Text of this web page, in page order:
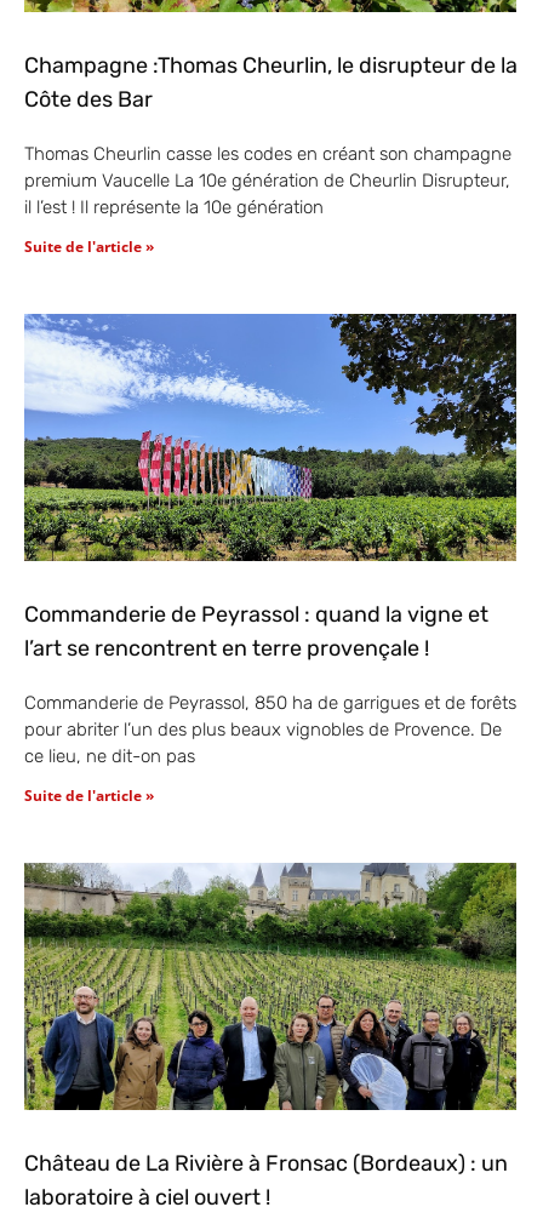
Champagne :Thomas Cheurlin, le disrupteur de la
Côte des Bar
Thomas Cheurlin casse les codes en créant son champagne
premium Vaucelle La 10e génération de Cheurlin Disrupteur,
il l’est ! Il représente la 10e génération
Suite de l'article »
Commanderie de Peyrassol : quand la vigne et
l’art se rencontrent en terre provençale !
Commanderie de Peyrassol, 850 ha de garrigues et de forêts
pour abriter l’un des plus beaux vignobles de Provence. De
ce lieu, ne dit-on pas
Suite de l'article »
Château de La Rivière à Fronsac (Bordeaux) : un
laboratoire à ciel ouvert !